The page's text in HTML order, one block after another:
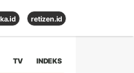
retizen.id
TV INDEKS